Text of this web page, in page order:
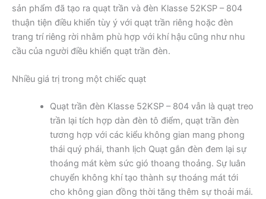
sản phẩm đã tạo ra quạt trần và đèn Klasse 52KSP – 804
thuận tiện điều khiển tùy ý với quạt trần riêng hoặc đèn
trang trí riêng rời nhằm phù hợp với khí hậu cũng như nhu
cầu của người điều khiển quạt trần đèn.
Nhiều giá trị trong một chiếc quạt
Quạt trần đèn Klasse 52KSP – 804 vẫn là quạt treo
trần lại tích hợp dàn đèn tô điểm, quạt trần đèn
tương hợp với các kiểu không gian mang phong
thái quý phái, thanh lịch Quạt gắn đèn đem lại sự
thoáng mát kèm sức gió thoang thoảng. Sự luân
chuyển không khí tạo thành sự thoáng mát tới
cho không gian đồng thời tăng thêm sự thoải mái.